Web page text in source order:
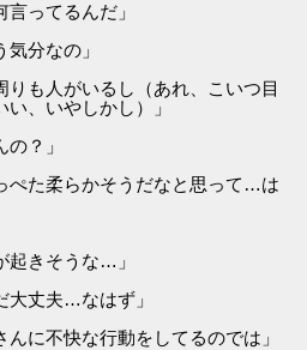
ってるんだ」
分なの」
りも人がいるし（あれ、こいつ目
、いやしかし）」
？」
ぺた柔らかそうだなと思って…は
起きそうな…」
大丈夫…なはず」
に不快な行動をしてるのでは」